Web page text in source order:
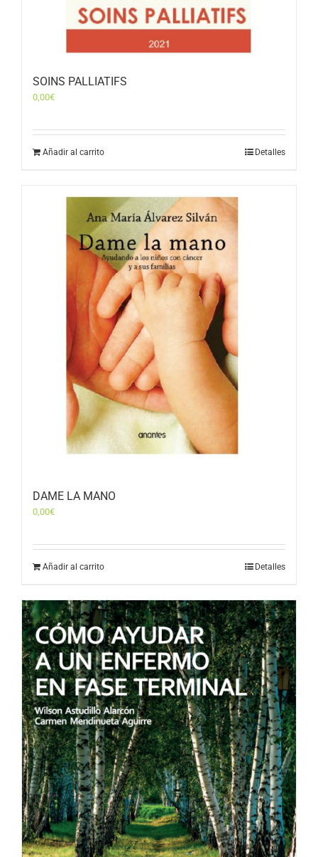
SOINS PALLIATIFS
0,00€
Añadir al carrito Detalles
DAME LA MANO
0,00€
Añadir al carrito Detalles